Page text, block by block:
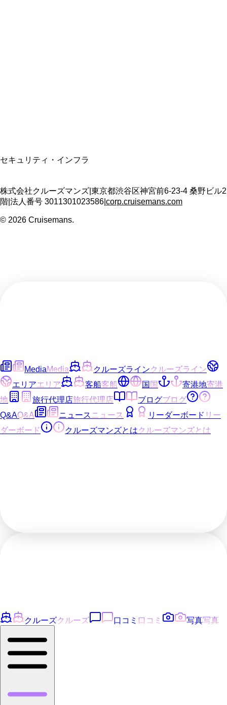
セキュリティ・インフラ
株式会社クルーズマンズ 東京都渋谷区神宮前6-23-4 桑野ビル2
階 法人番号 3011301023586 corp.cruisemans.com
© 2026 Cruisemans.
MediaMedia クルーズラインクルーズライン
エリアエリア 客船客船 国国 寄港地寄港
地
旅行代理店旅行代理店 ブログブログ
Q&AQ&A ニュース ニュース リーダーボード リー
ダーボード
クルーズマンズとはクルーズマンズとは
クルーズクルーズ 口コミ 口コミ 写真写真